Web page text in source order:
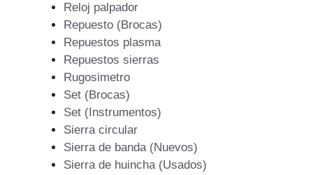
Reloj palpador
Repuesto (Brocas)
Repuestos plasma
Repuestos sierras
Rugosimetro
Set (Brocas)
Set (Instrumentos)
Sierra circular
Sierra de banda (Nuevos)
Sierra de huincha (Usados)